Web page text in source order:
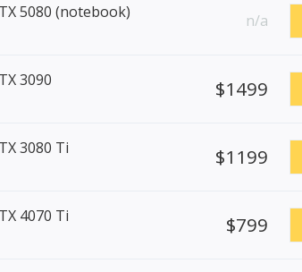
5080 (notebook) n/a
3090 $1499
3080 Ti $1199
4070 Ti $799